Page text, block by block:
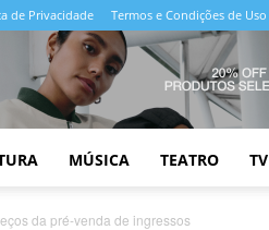
de Privacidade Termos e Condições de Uso
MÚSICA TEATRO TV
da pré-venda de ingressos